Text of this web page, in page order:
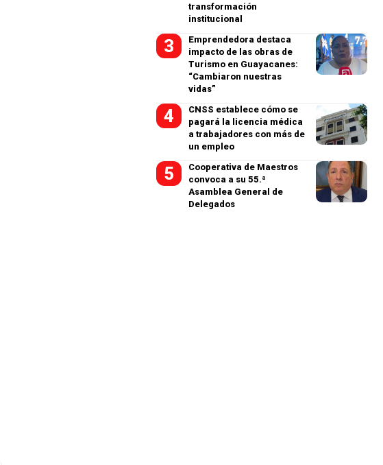
transformación
institucional
Emprendedora destaca
impacto de las obras de
Turismo en Guayacanes:
“Cambiaron nuestras
vidas”
CNSS establece cómo se
pagará la licencia médica
a trabajadores con más de
un empleo
Cooperativa de Maestros
convoca a su 55.ª
Asamblea General de
Delegados